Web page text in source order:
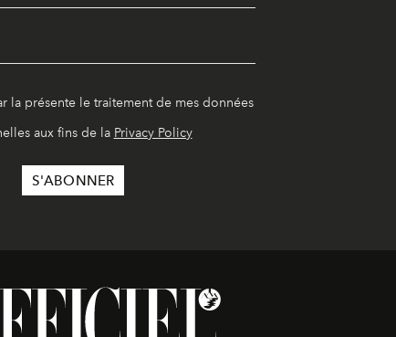
la présente le traitement de mes données
aux fins de la Privacy Policy